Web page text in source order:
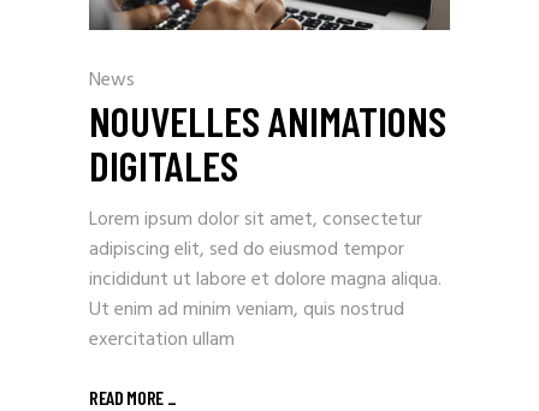
News
NOUVELLES ANIMATIONS
DIGITALES
Lorem ipsum dolor sit amet, consectetur
adipiscing elit, sed do eiusmod tempor
incididunt ut labore et dolore magna aliqua.
Ut enim ad minim veniam, quis nostrud
exercitation ullam
READ MORE _